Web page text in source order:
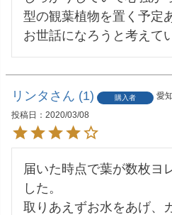
型の観葉植物を置く予定
お世話になろうと考えて
リンタ 1 購入者 愛
投稿日
2020/03/08
届いた時点で葉が数枚ヨ
した。
取りあえずお水をあげ、